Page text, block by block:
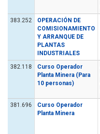
383.252
OPERACIÓN DE
COMISIONAMIENTO
Y ARRANQUE DE
PLANTAS
INDUSTRIALES
382.118
Curso Operador
Planta Minera (Para
10 personas)
381.696
Curso Operador
Planta Minera